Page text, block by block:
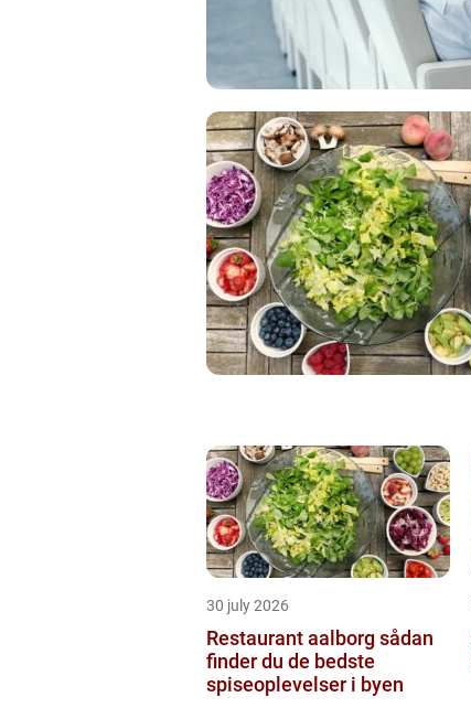
30 july 2026
Restaurant aalborg sådan
finder du de bedste
spiseoplevelser i byen